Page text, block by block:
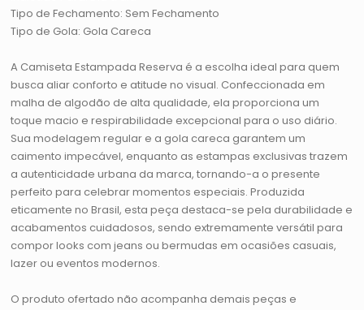
Tipo de Fechamento: Sem Fechamento
Tipo de Gola: Gola Careca
A Camiseta Estampada Reserva é a escolha ideal para quem
busca aliar conforto e atitude no visual. Confeccionada em
malha de algodão de alta qualidade, ela proporciona um
toque macio e respirabilidade excepcional para o uso diário.
Sua modelagem regular e a gola careca garantem um
caimento impecável, enquanto as estampas exclusivas trazem
a autenticidade urbana da marca, tornando-a o presente
perfeito para celebrar momentos especiais. Produzida
eticamente no Brasil, esta peça destaca-se pela durabilidade e
acabamentos cuidadosos, sendo extremamente versátil para
compor looks com jeans ou bermudas em ocasiões casuais,
lazer ou eventos modernos.
O produto ofertado não acompanha demais peças e